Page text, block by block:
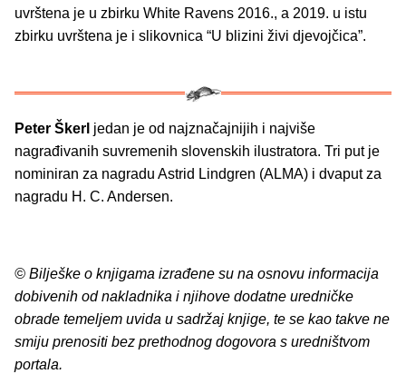
uvrštena je u zbirku White Ravens 2016., a 2019. u istu
zbirku uvrštena je i slikovnica “U blizini živi djevojčica”.
Peter Škerl jedan je od najznačajnijih i najviše
nagrađivanih suvremenih slovenskih ilustratora. Tri put je
nominiran za nagradu Astrid Lindgren (ALMA) i dvaput za
nagradu H. C. Andersen.
© Bilješke o knjigama izrađene su na osnovu informacija
dobivenih od nakladnika i njihove dodatne uredničke
obrade temeljem uvida u sadržaj knjige, te se kao takve ne
smiju prenositi bez prethodnog dogovora s uredništvom
portala.